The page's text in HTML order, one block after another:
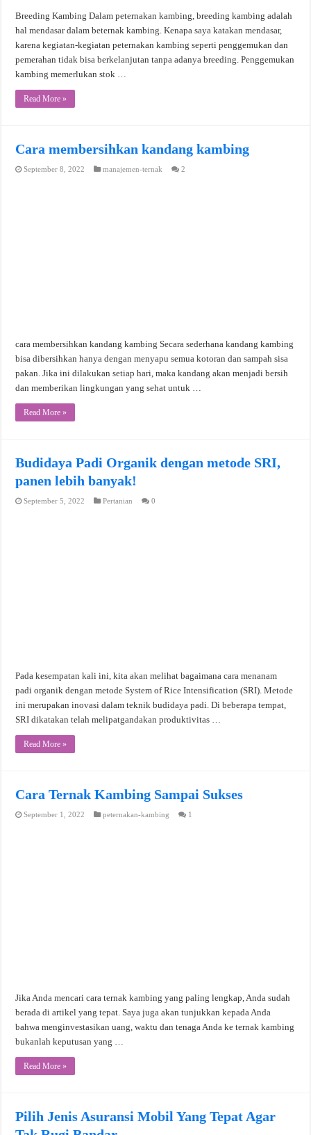
Breeding Kambing Dalam peternakan kambing, breeding kambing adalah
hal mendasar dalam beternak kambing. Kenapa saya katakan mendasar,
karena kegiatan-kegiatan peternakan kambing seperti penggemukan dan
pemerahan tidak bisa berkelanjutan tanpa adanya breeding. Penggemukan
kambing memerlukan stok …
Read More »
Cara membersihkan kandang kambing
September 8, 2022 manajemen-ternak 2
cara membersihkan kandang kambing Secara sederhana kandang kambing
bisa dibersihkan hanya dengan menyapu semua kotoran dan sampah sisa
pakan. Jika ini dilakukan setiap hari, maka kandang akan menjadi bersih
dan memberikan lingkungan yang sehat untuk …
Read More »
Budidaya Padi Organik dengan metode SRI,
panen lebih banyak!
September 5, 2022 Pertanian 0
Pada kesempatan kali ini, kita akan melihat bagaimana cara menanam
padi organik dengan metode System of Rice Intensification (SRI). Metode
ini merupakan inovasi dalam teknik budidaya padi. Di beberapa tempat,
SRI dikatakan telah melipatgandakan produktivitas …
Read More »
Cara Ternak Kambing Sampai Sukses
September 1, 2022 peternakan-kambing 1
Jika Anda mencari cara ternak kambing yang paling lengkap, Anda sudah
berada di artikel yang tepat. Saya juga akan tunjukkan kepada Anda
bahwa menginvestasikan uang, waktu dan tenaga Anda ke ternak kambing
bukanlah keputusan yang …
Read More »
Pilih Jenis Asuransi Mobil Yang Tepat Agar